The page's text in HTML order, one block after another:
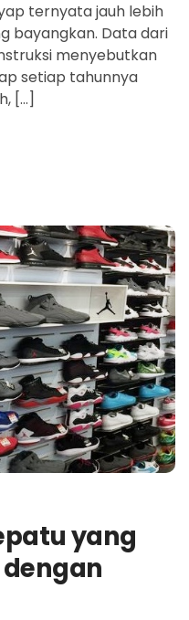
ternyata jauh lebih
bayangkan. Data dari
menyebutkan
setiap tahunnya
[…]
yang